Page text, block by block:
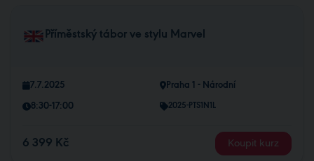
Příměstský tábor ve stylu Marvel
7.7.2025 Praha 1 - Národní
8:30-17:00 2025-PTS1N1L
6 399 Kč Koupit kurz